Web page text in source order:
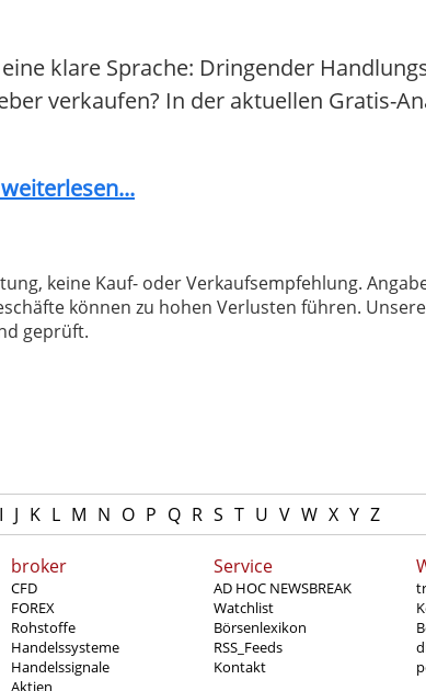
klare Sprache: Dringender
verkaufen? In der aktuellen Gratis-
keine Kauf- oder Verkaufsempfehlung.
können zu hohen Verlusten führen.
geprüft.
I J K L M N O P Q R S T U V W X Y Z
broker
CFD
FOREX
Rohstoffe
Handelssysteme
Handelssignale
Service
AD HOC NEWSBREAK
Watchlist
Börsenlexikon
RSS_Feeds
Kontakt